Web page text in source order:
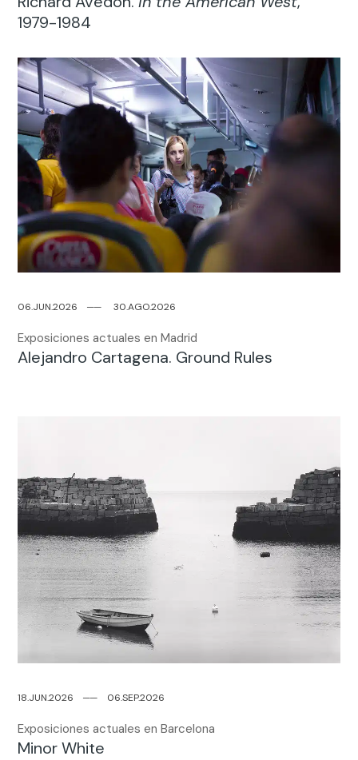
1979-1984
06.JUN.2026── 30.AGO.2026
Exposiciones actuales en Madrid
Alejandro Cartagena. Ground Rules
18.JUN.2026── 06.SEP.2026
Exposiciones actuales en Barcelona
Minor White